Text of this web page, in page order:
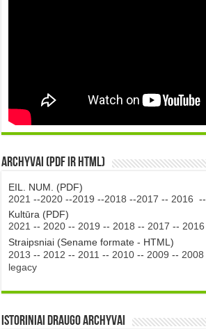
Archyvai (PDF ir HTML)
EIL. NUM. (PDF)
2021 --2020 --2019 --2018 --2017 -- 2016 --
Kultūra (PDF)
2021 -- 2020 -- 2019 -- 2018 -- 2017 -- 2016
Straipsniai (Sename formate - HTML)
2013 -- 2012 -- 2011 -- 2010 -- 2009 -- 2008
legacy
Istoriniai DRAUGO Archyvai